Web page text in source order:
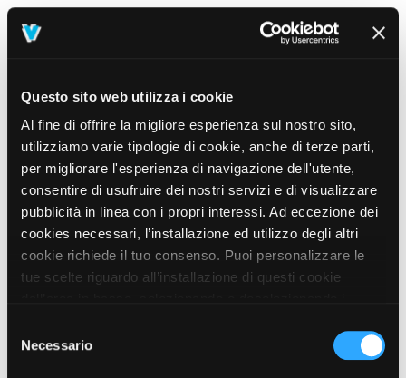
Questo sito web utilizza i cookie
Al fine di offrire la migliore esperienza sul nostro sito,
utilizziamo varie tipologie di cookie, anche di terze parti,
per migliorare l'esperienza di navigazione dell'utente,
consentire di usufruire dei nostri servizi e di visualizzare
pubblicità in linea con i propri interessi. Ad eccezione dei
cookies necessari, l’installazione ed utilizzo degli altri
cookie richiede il tuo consenso. Puoi personalizzare le
tue scelte riguardo all’installazione di questi cookie
prosegui” o decidere di accettare tutti i cookie, cliccando
sul pulsante “Accetta tutti i cookie”. Cliccando sul tasto
delNecessario